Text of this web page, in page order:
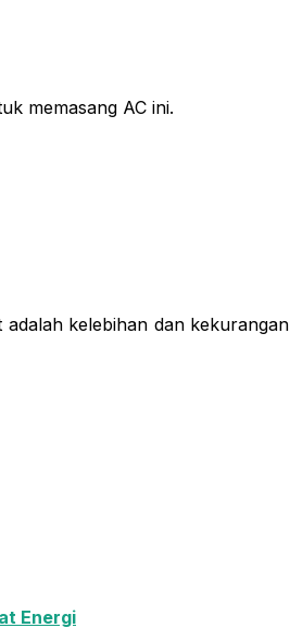
memasang AC ini.
kelebihan dan kekurangan
Energi